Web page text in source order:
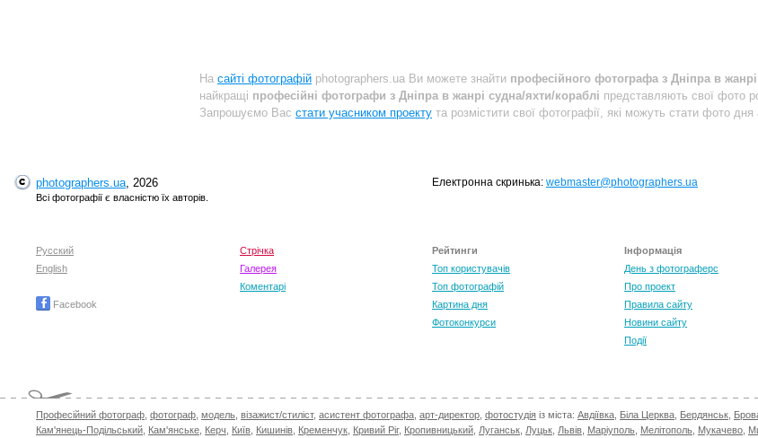
На сайті фотографій photographers.ua Ви можете знайти професійного фотографа з Дніпра в
найкращі професійні фотографи з Дніпра в жанрі судна/яхти/кораблі представляють свої фото
Запрошуємо Вас стати учасником проекту та розмістити свої фотографії, які можуть стати фото
photographers.ua, 2026
Всі фотографії є власністю їх авторів.
Електронна скринька: webmaster@photographers.ua
Русский
English
Facebook
Стрічка
Галерея
Коментарі
Рейтинги
Топ користувачів
Топ фотографій
Картина дня
Фотоконкурси
Інформація
День з фотограферс
Про проект
Правила сайту
Новини сайту
Події
Професійний фотограф фотограф модель візажист/стиліст, асистент фотографа арт-директор фотостудія із міста: Авдіївка Біла Церква Бердянськ
Кам'янець-Подільський Кам'янське Керч Київ Кишинів Кременчук Кривий Ріг, Кропивницький Луганськ Луцьк Львів Маріуполь Мелітополь Мукачево